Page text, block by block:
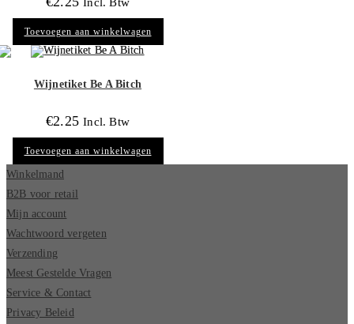
Toevoegen aan winkelwagen
Wijnetiket Be A Bitch
€2.25 Incl. Btw
Toevoegen aan winkelwagen
Winkelmand
B2B voor retail
Mijn account
Wachtwoord vergeten
Verzending
Meest Gestelde Vragen
Service & Contact
Privacy Beleid